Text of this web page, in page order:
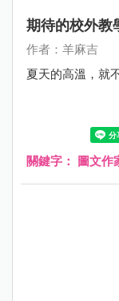
期待的校外教
作者：羊麻吉
夏天的高溫，就
關鍵字： 圖文作